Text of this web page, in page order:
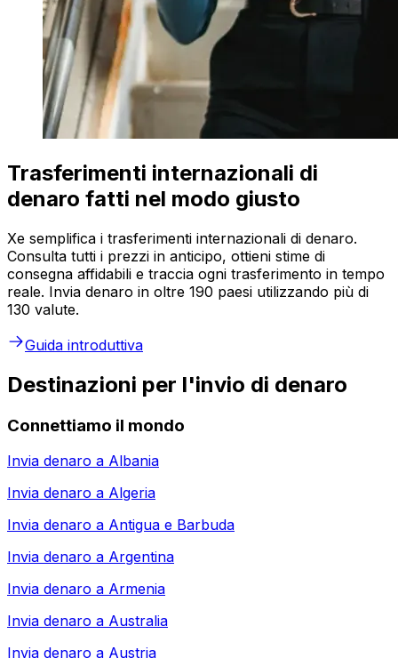
Trasferimenti internazionali di
denaro fatti nel modo giusto
Xe semplifica i trasferimenti internazionali di denaro.
Consulta tutti i prezzi in anticipo, ottieni stime di
consegna affidabili e traccia ogni trasferimento in tempo
reale. Invia denaro in oltre 190 paesi utilizzando più di
130 valute.
Guida introduttiva
Destinazioni per l'invio di denaro
Connettiamo il mondo
Invia denaro a Albania
Invia denaro a Algeria
Invia denaro a Antigua e Barbuda
Invia denaro a Argentina
Invia denaro a Armenia
Invia denaro a Australia
Invia denaro a Austria